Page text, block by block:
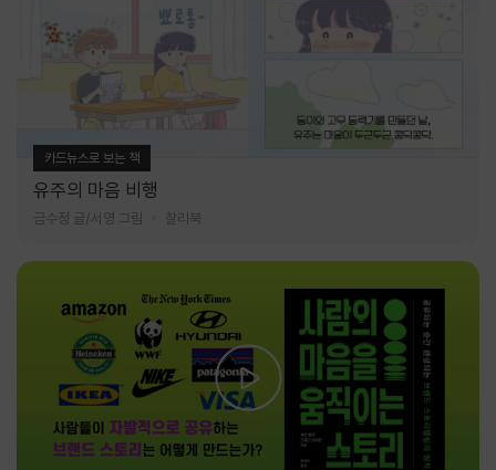
카드뉴스로 보는 책
유주의 마음 비행
금수정 글/서영 그림 찰리북